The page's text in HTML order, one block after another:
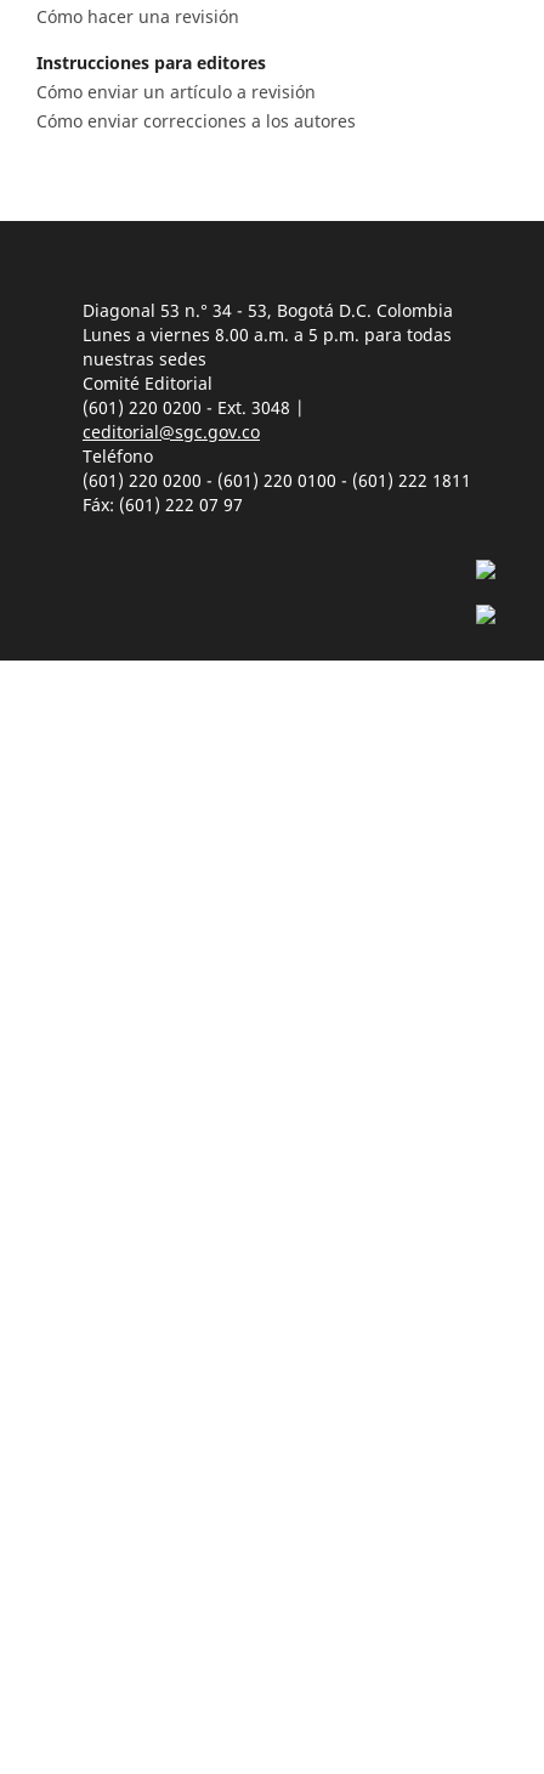
Cómo hacer una revisión
Instrucciones para editores
Cómo enviar un artículo a revisión
Cómo enviar correcciones a los autores
Diagonal 53 n.° 34 - 53, Bogotá D.C. Colombia
Lunes a viernes 8.00 a.m. a 5 p.m. para todas
nuestras sedes
Comité Editorial
(601) 220 0200 - Ext. 3048 |
ceditorial@sgc.gov.co
Teléfono
(601) 220 0200 - (601) 220 0100 - (601) 222 1811
Fáx: (601) 222 07 97